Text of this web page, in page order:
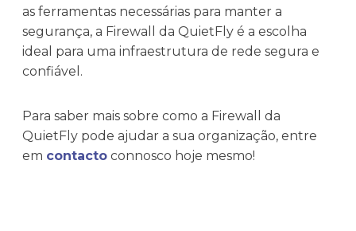
as ferramentas necessárias para manter a
segurança, a Firewall da QuietFly é a escolha
ideal para uma infraestrutura de rede segura e
confiável.
Para saber mais sobre como a Firewall da
QuietFly pode ajudar a sua organização, entre
em contactoconnosco hoje mesmo!